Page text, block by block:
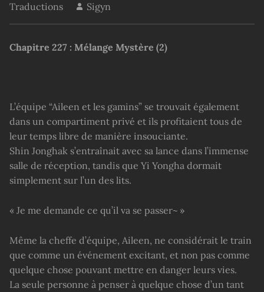
Traductions
Sigyn
Chapitre 227 : Mélange Mystère (2)
L’équipe “Aileen et les gamins” se trouvait également
dans un compartiment privé et ils profitaient tous de
leur temps libre de manière insouciante.
Shin Jonghak s’entraînait avec sa lance dans l’immense
salle de réception, tandis que Yi Yongha dormait
simplement sur l’un des lits.
« Je me demande ce qu’il va se passer~ »
Même la cheffe d’équipe, Aileen, ne considérait le train
que comme un événement excitant, et non pas comme
quelque chose pouvant mettre en danger leurs vies.
La seule personne à penser à quelque chose d’un tant